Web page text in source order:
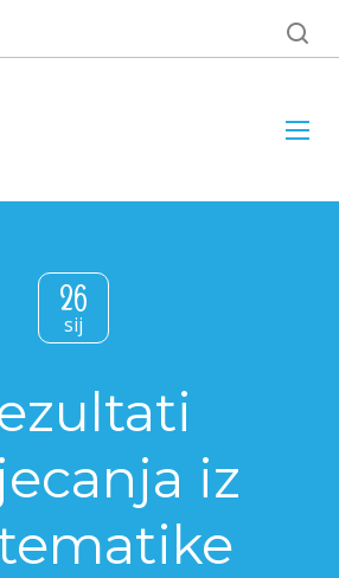
26
sij
iz